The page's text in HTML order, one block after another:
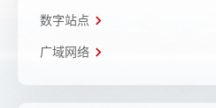
数字站点
广域网络